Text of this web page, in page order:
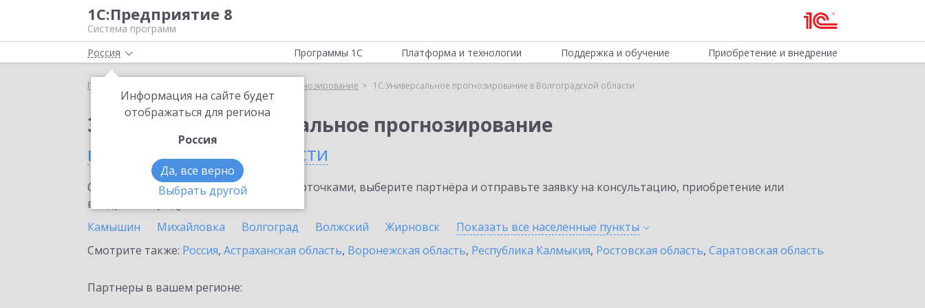
1С:Предприятие 8
Система программ
Россия
Информация на сайте будет
отображаться для региона
Россия
Да, все верно
Выбрать другой
Программы 1С Платформа и технологии Поддержка и обучение Приобретение и внедрение
Главная 1С:Универсальное прогнозирование 1С:Универсальное прогнозирование в Волгоградской области
Заказать 1С:Универсальное прогнозирование
в Волгоградской области
Ознакомьтесь с информационными карточками, выберите партнёра и отправьте заявку на консультацию, приобретение или
внедрение продукта.
Камышин
Михайловка Волгоград Волжский Жирновск Показать все населенные пункты
Смотрите также: Россия, Астраханская область, Воронежская область, Республика Калмыкия, Ростовская область, Саратовская область
Партнеры в вашем регионе: